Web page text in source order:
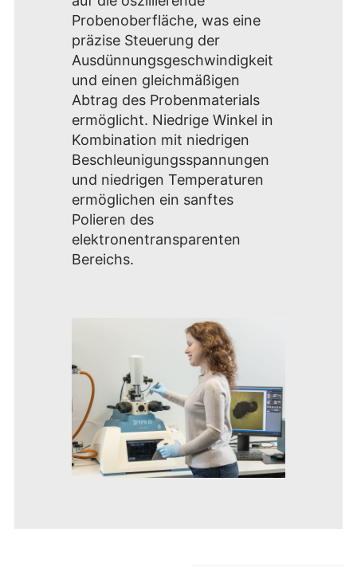
Probenoberfläche, was eine
präzise Steuerung der
Ausdünnungsgeschwindigkeit
und einen gleichmäßigen
Abtrag des Probenmaterials
ermöglicht. Niedrige Winkel in
Kombination mit niedrigen
Beschleunigungsspannungen
und niedrigen Temperaturen
ermöglichen ein sanftes
Polieren des
elektronentransparenten
Bereichs.